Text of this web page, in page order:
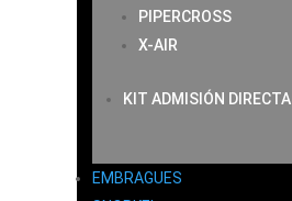
PIPERCROSS
X-AIR
KIT ADMISIÓN DIRECTA
EMBRAGUES